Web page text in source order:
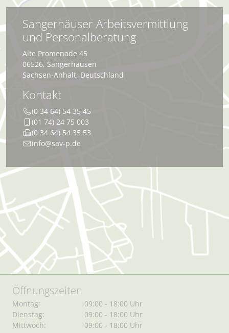
Sangerhäuser Arbeitsvermittlung
und Personalberatung
Alte Promenade 45
06526, Sangerhausen
Sachsen-Anhalt, Deutschland
Kontakt
(0 34 64) 54 35 45
(01 74) 24 75 003
(0 34 64) 54 35 53
info@sav-p.de
Öffnungszeiten
Montag:
09:00 - 18:00 Uhr
Dienstag:
09:00 - 18:00 Uhr
Mittwoch:
09:00 - 18:00 Uhr